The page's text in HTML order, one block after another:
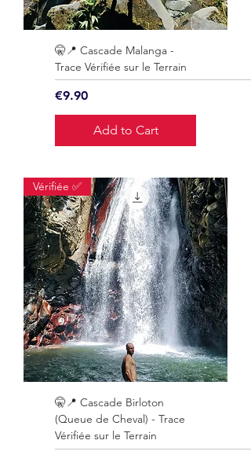
🤫📍 Cascade Malanga -
Trace Vérifiée sur le Terrain
Price
€9.90
Add to Cart
Vérifiée ✅
🤫📍 Cascade Birloton
(Queue de Cheval) - Trace
Vérifiée sur le Terrain